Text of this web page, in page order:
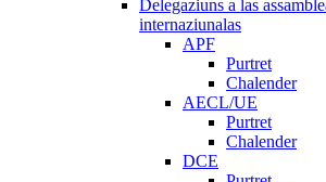
Delegaziuns a las
internaziunalas
APF
Purtret
Chalender
AECL/UE
Purtret
Chalender
DCE